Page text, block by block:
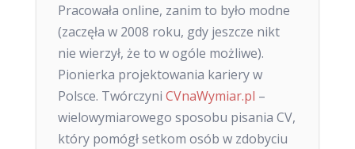
Pracowała online, zanim to było modne
(zaczęła w 2008 roku, gdy jeszcze nikt
nie wierzył, że to w ogóle możliwe).
Pionierka projektowania kariery w
Polsce. Twórczyni CVnaWymiar.pl –
wielowymiarowego sposobu pisania CV,
który pomógł setkom osób w zdobyciu